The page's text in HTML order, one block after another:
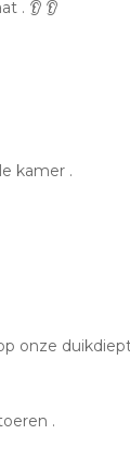
. 👂 👂
kamer .
onze
.